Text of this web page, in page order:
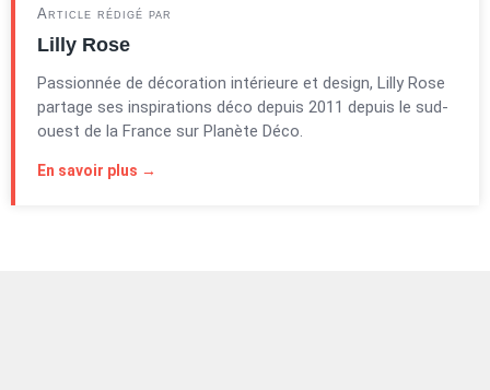
Article rédigé par
Lilly Rose
Passionnée de décoration intérieure et design, Lilly Rose
partage ses inspirations déco depuis 2011 depuis le sud-
ouest de la France sur Planète Déco.
En savoir plus →